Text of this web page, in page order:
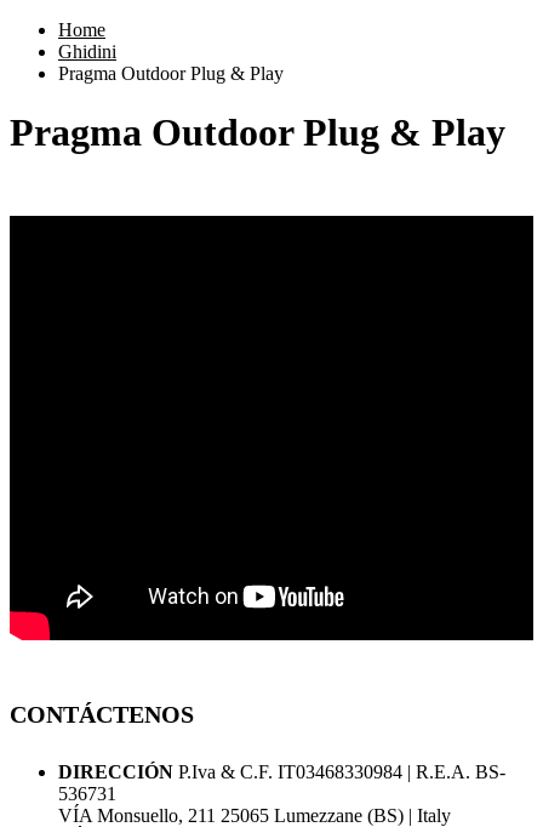
Home
Ghidini
Pragma Outdoor Plug & Play
Pragma Outdoor Plug & Play
CONTÁCTENOS
DIRECCIÓN P.Iva & C.F. IT03468330984 | R.E.A. BS-
536731
VÍA Monsuello, 211 25065 Lumezzane (BS) | Italy